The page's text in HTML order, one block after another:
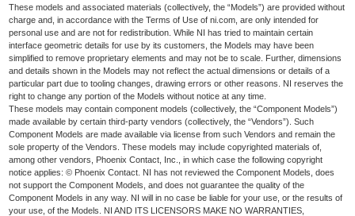
These models and associated materials (collectively, the “Models”) are provided without
charge and, in accordance with the Terms of Use of ni.com, are only intended for
personal use and are not for redistribution. While NI has tried to maintain certain
interface geometric details for use by its customers, the Models may have been
simplified to remove proprietary elements and may not be to scale. Further, dimensions
and details shown in the Models may not reflect the actual dimensions or details of a
particular part due to tooling changes, drawing errors or other reasons. NI reserves the
right to change any portion of the Models without notice at any time.
These models may contain component models (collectively, the “Component Models”)
made available by certain third-party vendors (collectively, the “Vendors”). Such
Component Models are made available via license from such Vendors and remain the
sole property of the Vendors. These models may include copyrighted materials of,
among other vendors, Phoenix Contact, Inc., in which case the following copyright
notice applies: © Phoenix Contact. NI has not reviewed the Component Models, does
not support the Component Models, and does not guarantee the quality of the
Component Models in any way. NI will in no case be liable for your use, or the results of
your use, of the Models. NI AND ITS LICENSORS MAKE NO WARRANTIES,